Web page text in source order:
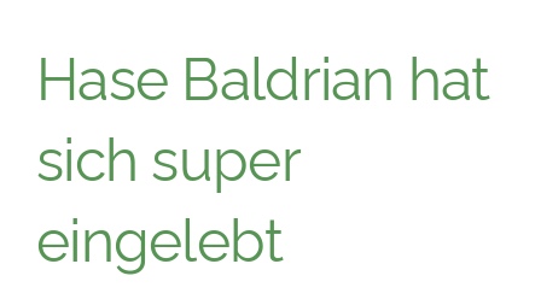
Hase Baldrian hat
sich super
eingelebt